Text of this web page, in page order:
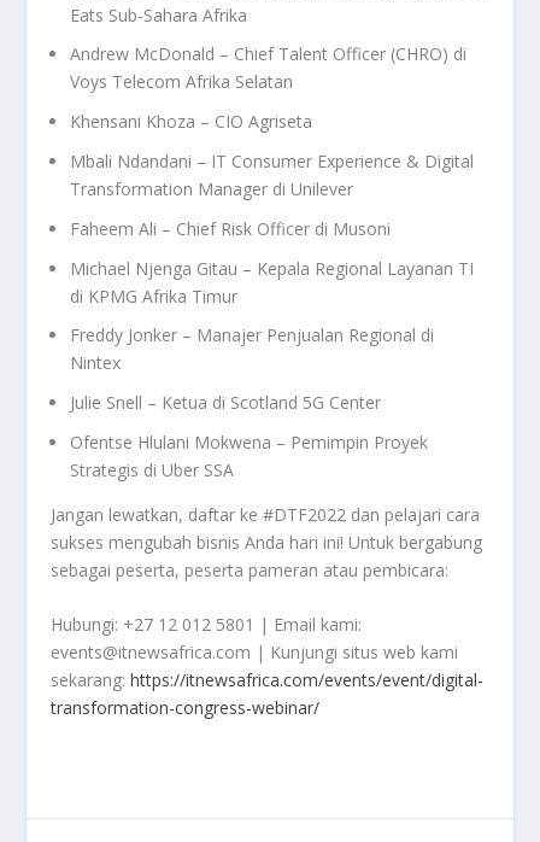
Eats Sub-Sahara Afrika
Andrew McDonald – Chief Talent Officer (CHRO) di
Voys Telecom Afrika Selatan
Khensani Khoza – CIO Agriseta
Mbali Ndandani – IT Consumer Experience & Digital
Transformation Manager di Unilever
Faheem Ali – Chief Risk Officer di Musoni
Michael Njenga Gitau – Kepala Regional Layanan TI
di KPMG Afrika Timur
Freddy Jonker – Manajer Penjualan Regional di
Nintex
Julie Snell – Ketua di Scotland 5G Center
Ofentse Hlulani Mokwena – Pemimpin Proyek
Strategis di Uber SSA
Jangan lewatkan, daftar ke #DTF2022 dan pelajari cara
sukses mengubah bisnis Anda hari ini! Untuk bergabung
sebagai peserta, peserta pameran atau pembicara:
Hubungi: +27 12 012 5801 | Email kami:
events@itnewsafrica.com | Kunjungi situs web kami
sekarang:https://itnewsafrica.com/events/event/digital-
transformation-congress-webinar/